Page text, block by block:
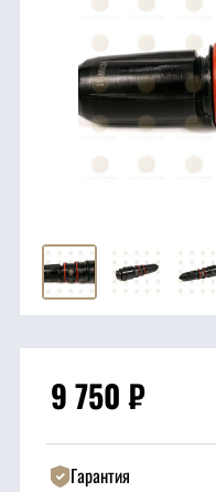
ГСМ
Детали
двигателя
Подшипники
Прочие
9 750₽
Гарантия